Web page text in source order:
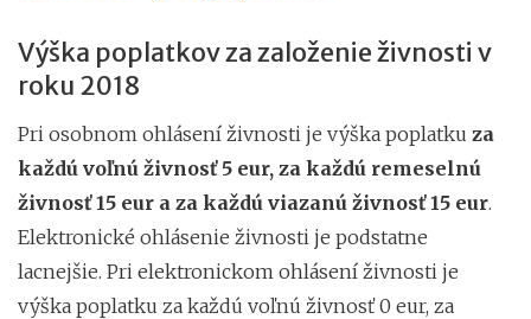
Výška poplatkov za založenie živnosti v
roku 2018
Pri osobnom ohlásení živnosti je výška poplatku za
každú voľnú živnosť 5 eur, za každú remeselnú
živnosť 15 eur a za každú viazanú živnosť 15 eur.
Elektronické ohlásenie živnosti je podstatne
lacnejšie. Pri elektronickom ohlásení živnosti je
výška poplatku za každú voľnú živnosť 0 eur, za